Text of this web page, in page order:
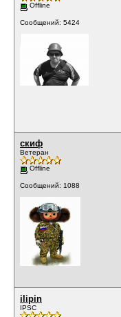
Offline
Сообщений: 5424
скиф
Ветеран
Offline
Сообщений: 1088
ilipin
IPSC